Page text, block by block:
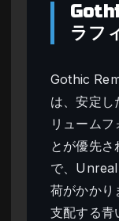
ラフ
Gothic
は、安定
リュームフ
とが優先
で、
荷がかかり
支配する青